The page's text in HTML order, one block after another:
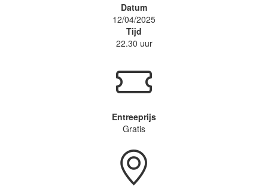
Datum
12/04/2025
Tijd
22.30 uur
Entreeprijs
Gratis